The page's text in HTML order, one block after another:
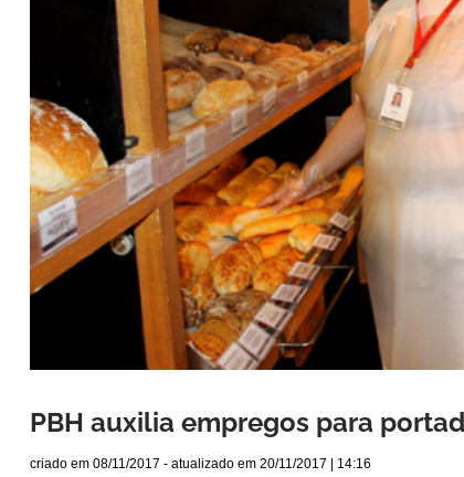
PBH auxilia empregos para
criado em 08/11/2017 - atualizado em 20/11/2017 | 14:16